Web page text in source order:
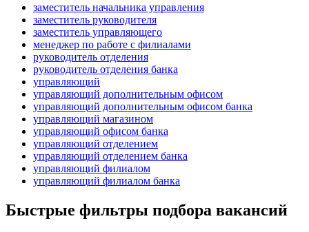
заместитель начальника управления
заместитель руководителя
заместитель управляющего
менеджер по работе с филиалами
руководитель отделения
руководитель отделения банка
управляющий
управляющий дополнительным офисом
управляющий дополнительным офисом банка
управляющий магазином
управляющий офисом банка
управляющий отделением
управляющий отделением банка
управляющий филиалом
управляющий филиалом банка
Быстрые фильтры подбора вакансий